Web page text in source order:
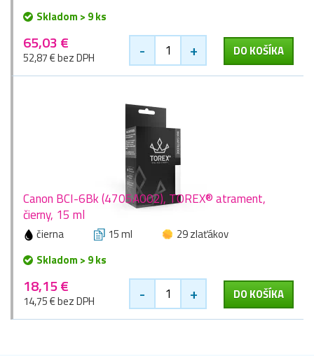
Skladom > 9 ks
65,03 €
52,87 € bez DPH - + DO KOŠÍKA
Canon BCI-6Bk (4705A002), TOREX® atrament,
čierny, 15 ml
čierna 15 ml
29 zlaťákov
Skladom > 9 ks
18,15 €
14,75 € bez DPH - + DO KOŠÍKA